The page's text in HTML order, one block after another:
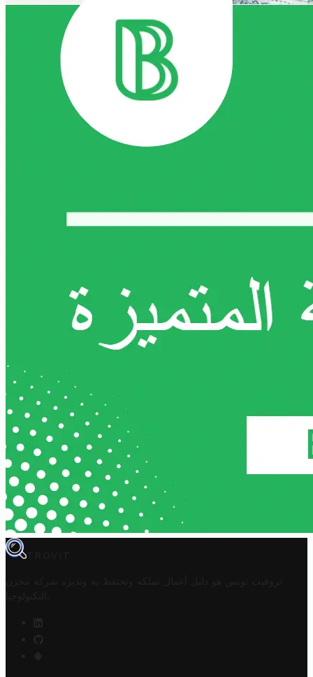
TROVIT
تروفيت تونس هو دليل أعمال تملكه وتحتفظ به وتديره
شركة مخزن
التكنولوجيا